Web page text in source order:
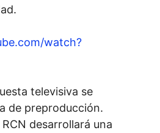
watch?
televisiva se
de preproducción.
desarrollará una